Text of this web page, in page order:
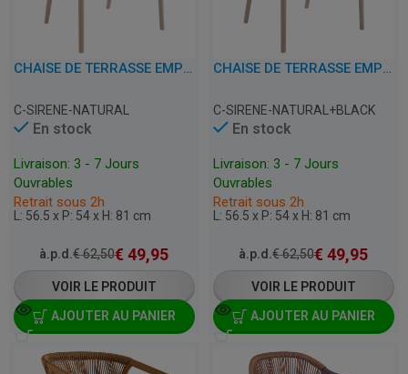
CHAISE DE TERRASSE EMPILABLE AVEC ACCOUDOIRS - SIRENE - PLASTIQUE
C-SIRENE-NATURAL
En stock
Livraison: 3 - 7 Jours
Ouvrables
Retrait sous 2h
L: 56.5 x P: 54 x H: 81 cm
à.p.d.€62,50€ 49,95
VOIR LE PRODUIT
AJOUTER AU PANIER
CHAISE DE TERRASSE EMPILABLE AVEC ACCOUDOIRS - SIRENE - PLASTIQUE
C-SIRENE-NATURAL+BLACK
En stock
Livraison: 3 - 7 Jours
Ouvrables
Retrait sous 2h
L: 56.5 x P: 54 x H: 81 cm
à.p.d.€62,50€ 49,95
VOIR LE PRODUIT
AJOUTER AU PANIER